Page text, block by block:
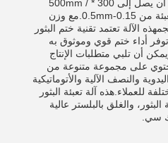
0.8Mpa، وحجم التعبئة يمكن أن يصل إلى 300 * 500mm /
400 * 600mm، مع سمك التعبئة من 0.15-0.5mm.مع وزن
كجم / 150 كجم / 170 كجمهذه الآلة تعتمد تقنية ختم البثور
توفر أداء ختم قوي وموثوق به
أن تلبي متطلبات الإنتاج
يحتوي على مجموعة متنوعة من
والنصف الآلية والأتوماتيكية
للعملاء.هذه آلة تعبئة البثور
والغلق بالبلستر عالية
سي.